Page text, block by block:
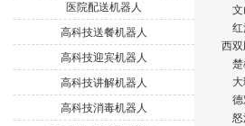
医院配送机器人
高科技送餐机器人
高科技迎宾机器人
高科技讲解机器人
高科技消毒机器人
西